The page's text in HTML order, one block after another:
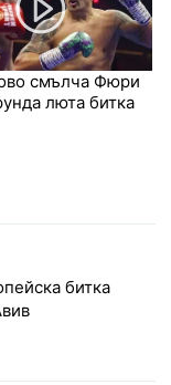
смълча Фюри
люта битка
битка